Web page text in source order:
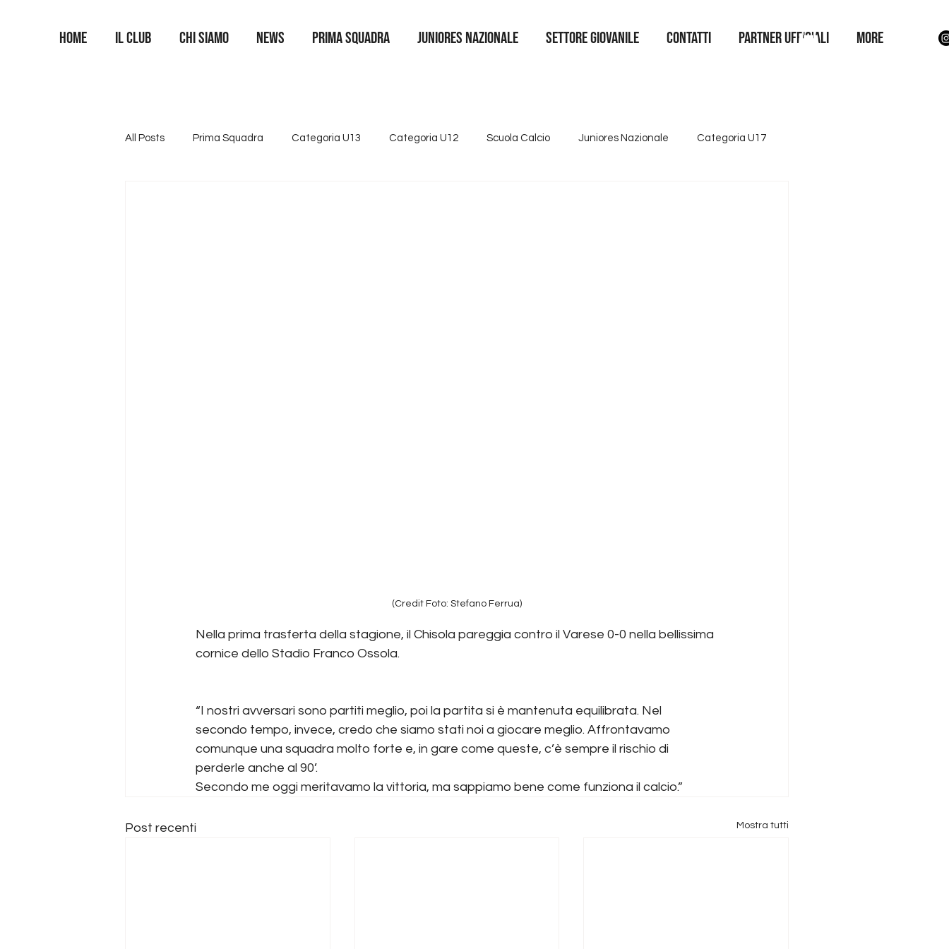
Home Il Club Chi siamo News Prima squadra juniores nazionale SETTORE GIOVANILE Contatti Partner Ufficiali More
All Posts Prima Squadra Categoria U13 Categoria U12 Scuola Calcio Juniores Nazionale Categoria U17
(Credit Foto: Stefano Ferrua)
Nella prima trasferta della stagione, il Chisola pareggia contro il Varese 0-0 nella bellissima
cornice dello Stadio Franco Ossola.
“I nostri avversari sono partiti meglio, poi la partita si è mantenuta equilibrata. Nel
secondo tempo, invece, credo che siamo stati noi a giocare meglio. Affrontavamo
comunque una squadra molto forte e, in gare come queste, c’è sempre il rischio di
perderle anche al 90’.
Secondo me oggi meritavamo la vittoria, ma sappiamo bene come funziona il calcio.”
Post recenti Mostra tutti